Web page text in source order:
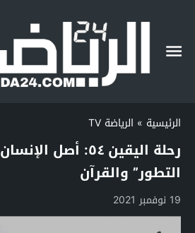
الرئيسية » الرياضة TV
رحلة اليقين ٥٤: أصل
التطور” والقرآن
19 نوفمبر 2021